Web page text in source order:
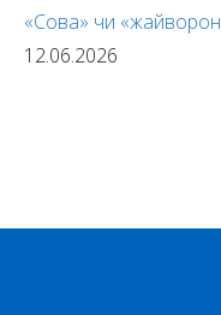
«Сова» чи
12.06.2026